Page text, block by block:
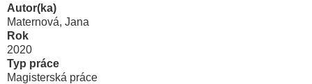
Autor(ka)
Maternová, Jana
Rok
2020
Typ práce
Magisterská práce